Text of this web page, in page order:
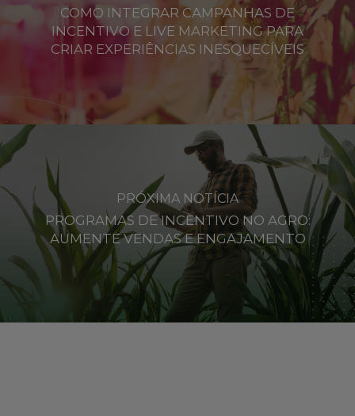
COMO INTEGRAR CAMPANHAS DE
INCENTIVO E LIVE MARKETING PARA
CRIAR EXPERIÊNCIAS INESQUECÍVEIS
PRÓXIMA NOTÍCIA
PROGRAMAS DE INCENTIVO NO AGRO:
AUMENTE VENDAS E ENGAJAMENTO